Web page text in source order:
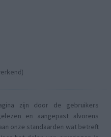
zijn door de gebruikers
en aangepast alvorens
onze standaarden wat betreft